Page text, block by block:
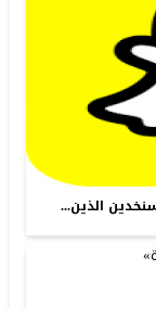
الذين...